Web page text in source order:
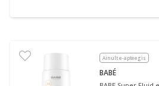
Ainult e-apteegis
BABÉ